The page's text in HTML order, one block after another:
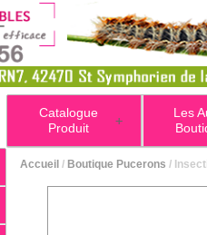
+
Catalogue
Produit
Les
Accueil / Boutique Pucerons /